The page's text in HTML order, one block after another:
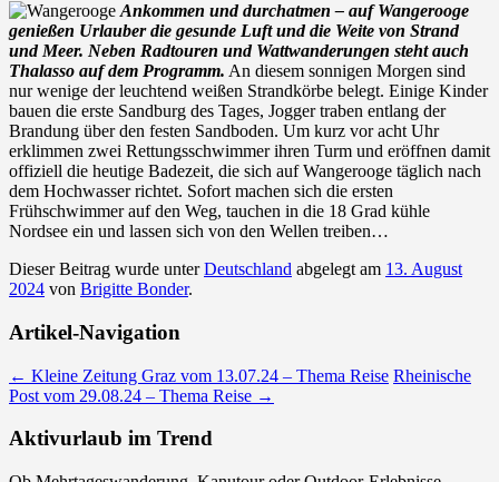
Ankommen und durchatmen – auf Wangerooge
genießen Urlauber die gesunde Luft und die Weite von Strand
und Meer. Neben Radtouren und Wattwanderungen steht auch
Thalasso auf dem Programm. An diesem sonnigen Morgen sind
nur wenige der leuchtend weißen Strandkörbe belegt. Einige Kinder
bauen die erste Sandburg des Tages, Jogger traben entlang der
Brandung über den festen Sandboden. Um kurz vor acht Uhr
erklimmen zwei Rettungsschwimmer ihren Turm und eröffnen damit
offiziell die heutige Badezeit, die sich auf Wangerooge täglich nach
dem Hochwasser richtet. Sofort machen sich die ersten
Frühschwimmer auf den Weg, tauchen in die 18 Grad kühle
Nordsee ein und lassen sich von den Wellen treiben…
Dieser Beitrag wurde unterDeutschland abgelegt am 13. August
2024 von Brigitte Bonder.
Artikel-Navigation
← Kleine Zeitung Graz vom 13.07.24 – Thema Reise Rheinische
Post vom 29.08.24 – Thema Reise →
Aktivurlaub im Trend